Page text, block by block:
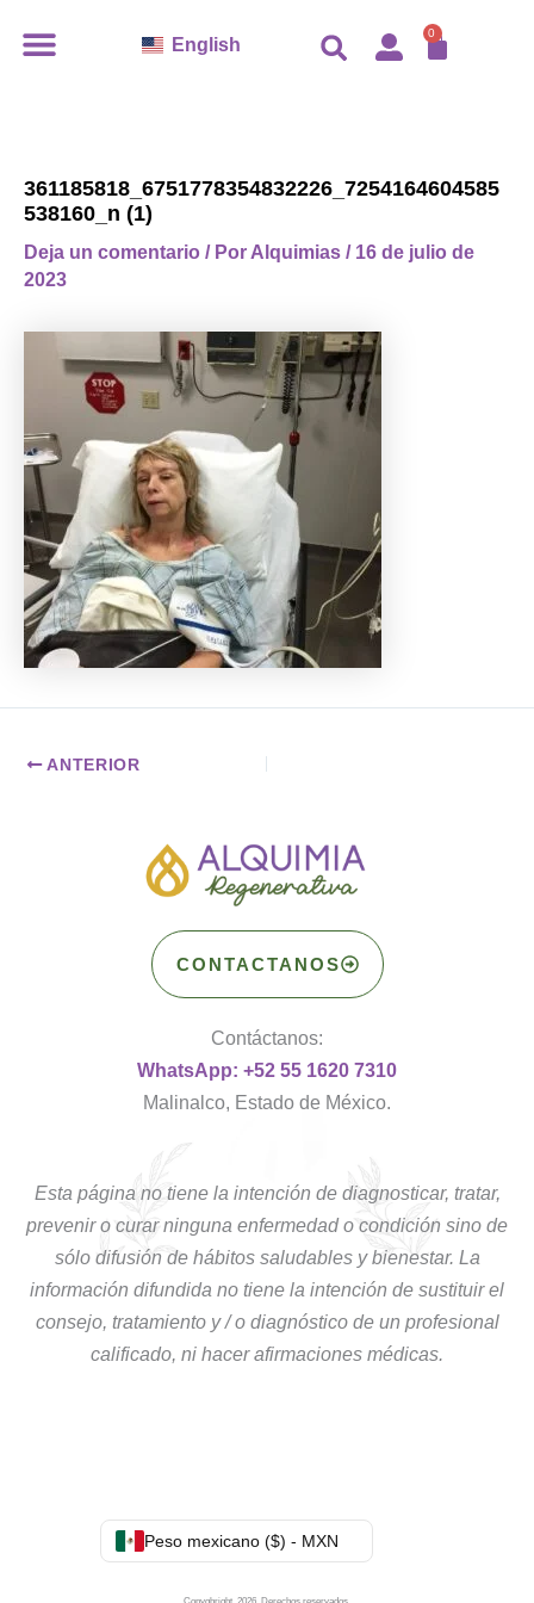
English 0
361185818_6751778354832226_7254164604585
538160_n (1)
Deja un comentario / Por Alquimias / 16 de julio de
2023
ANTERIOR
CONTACTANOS
Contáctanos:
WhatsApp: +52 55 1620 7310
Malinalco, Estado de México.
Esta página no tiene la intención de diagnosticar, tratar,
prevenir o curar ninguna enfermedad o condición sino de
sólo difusión de hábitos saludables y bienestar. La
información difundida no tiene la intención de sustituir el
consejo, tratamiento y / o diagnóstico de un profesional
calificado, ni hacer afirmaciones médicas.
Peso mexicano ($) - MXN